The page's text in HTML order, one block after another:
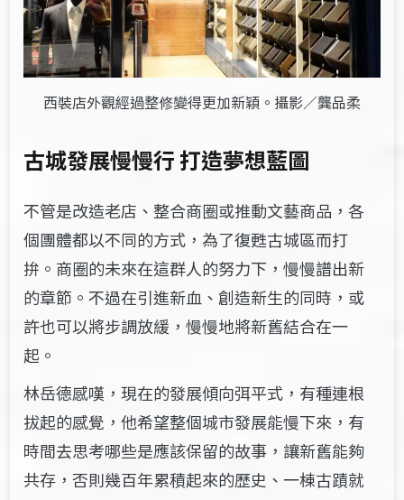
西裝店外觀經過整修變得更加新穎。攝影／龔品柔
古城發展慢慢行 打造夢想藍圖
不管是改造老店、整合商圈或推動文藝商品，各
個團體都以不同的方式，為了復甦古城區而打
拚。商圈的未來在這群人的努力下，慢慢譜出新
的章節。不過在引進新血、創造新生的同時，或
許也可以將步調放緩，慢慢地將新舊結合在一
起。
林岳德感嘆，現在的發展傾向弭平式，有種連根
拔起的感覺，他希望整個城市發展能慢下來，有
時間去思考哪些是應該保留的故事，讓新舊能夠
共存，否則幾百年累積起來的歷史、一棟古蹟就